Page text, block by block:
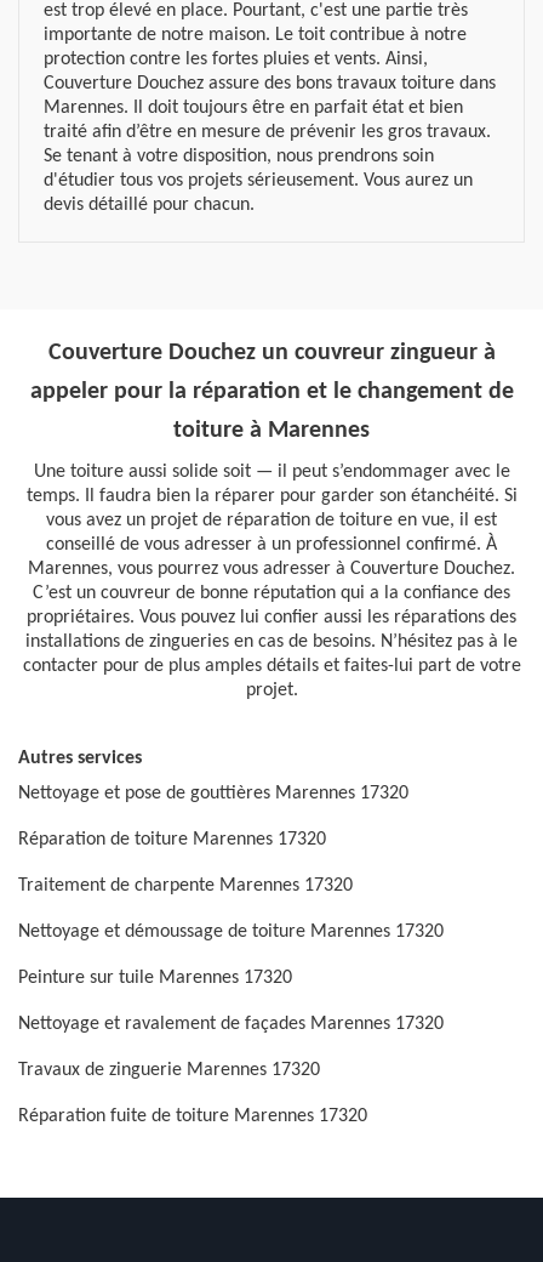
est trop élevé en place. Pourtant, c'est une partie très
importante de notre maison. Le toit contribue à notre
protection contre les fortes pluies et vents. Ainsi,
Couverture Douchez assure des bons travaux toiture dans
Marennes. Il doit toujours être en parfait état et bien
traité afin d’être en mesure de prévenir les gros travaux.
Se tenant à votre disposition, nous prendrons soin
d'étudier tous vos projets sérieusement. Vous aurez un
devis détaillé pour chacun.
Couverture Douchez un couvreur zingueur à
appeler pour la réparation et le changement de
toiture à Marennes
Une toiture aussi solide soit — il peut s’endommager avec le
temps. Il faudra bien la réparer pour garder son étanchéité. Si
vous avez un projet de réparation de toiture en vue, il est
conseillé de vous adresser à un professionnel confirmé. À
Marennes, vous pourrez vous adresser à Couverture Douchez.
C’est un couvreur de bonne réputation qui a la confiance des
propriétaires. Vous pouvez lui confier aussi les réparations des
installations de zingueries en cas de besoins. N’hésitez pas à le
contacter pour de plus amples détails et faites-lui part de votre
projet.
Autres services
Nettoyage et pose de gouttières Marennes 17320
Réparation de toiture Marennes 17320
Traitement de charpente Marennes 17320
Nettoyage et démoussage de toiture Marennes 17320
Peinture sur tuile Marennes 17320
Nettoyage et ravalement de façades Marennes 17320
Travaux de zinguerie Marennes 17320
Réparation fuite de toiture Marennes 17320